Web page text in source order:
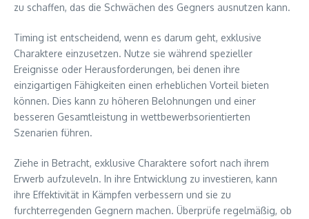
zu schaffen, das die Schwächen des Gegners ausnutzen kann.
Timing ist entscheidend, wenn es darum geht, exklusive
Charaktere einzusetzen. Nutze sie während spezieller
Ereignisse oder Herausforderungen, bei denen ihre
einzigartigen Fähigkeiten einen erheblichen Vorteil bieten
können. Dies kann zu höheren Belohnungen und einer
besseren Gesamtleistung in wettbewerbsorientierten
Szenarien führen.
Ziehe in Betracht, exklusive Charaktere sofort nach ihrem
Erwerb aufzuleveln. In ihre Entwicklung zu investieren, kann
ihre Effektivität in Kämpfen verbessern und sie zu
furchterregenden Gegnern machen. Überprüfe regelmäßig, ob